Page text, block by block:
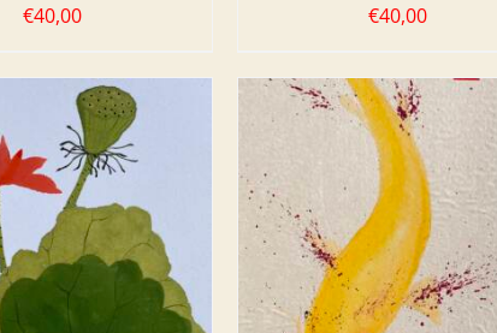
€40,00 €40,00
AL CARRELLO
DETTAGLI